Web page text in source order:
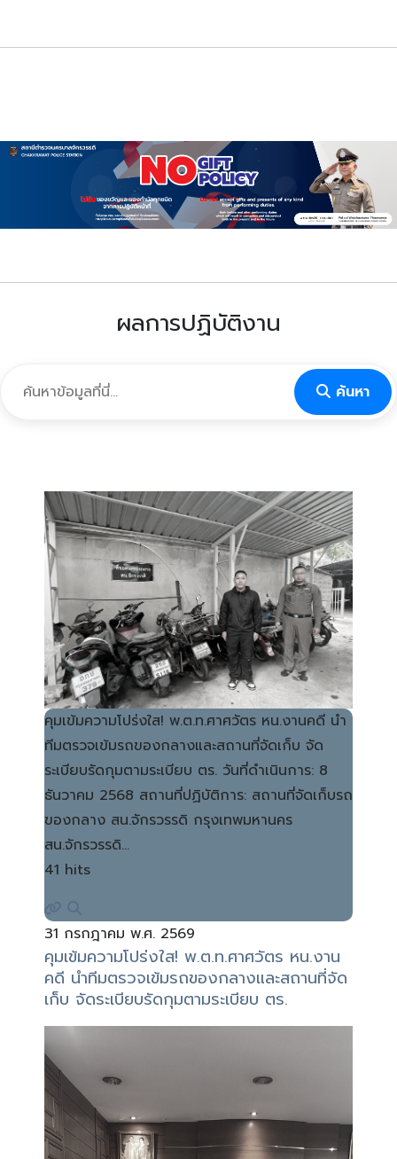
ผลการปฏิบัติงาน
ค้นหา
คุมเข้มความโปร่งใส! พ.ต.ท.ศาศวัตร หน.งานคดี นำ
ทีมตรวจเข้มรถของกลางและสถานที่จัดเก็บ จัด
ระเบียบรัดกุมตามระเบียบ ตร. วันที่ดำเนินการ: 8
ธันวาคม 2568 สถานที่ปฏิบัติการ: สถานที่จัดเก็บรถ
ของกลาง สน.จักรวรรดิ กรุงเทพมหานคร
สน.จักรวรรดิ…
41 hits
31 กรกฎาคม พ.ศ. 2569
คุมเข้มความโปร่งใส! พ.ต.ท.ศาศวัตร หน.งาน
คดี นำทีมตรวจเข้มรถของกลางและสถานที่จัด
เก็บ จัดระเบียบรัดกุมตามระเบียบ ตร.